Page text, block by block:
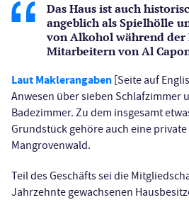
Das Haus ist auch
angeblich als Spielhölle
von Alkohol während
Mitarbeitern von Al
Laut Maklerangaben [Seite auf
Anwesen über sieben Schlafzimmer
Badezimmer. Zu dem insgesamt
Grundstück gehöre auch eine
Mangrovenwald.
Teil des Geschäfts sei die
Jahrzehnte gewachsenen